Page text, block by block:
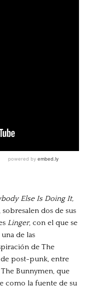
Else Is Doing It,
sobresalen dos de sus
Linger, con el que se
de las
de The
post-punk, entre
Bunnymen, que
como la fuente de su